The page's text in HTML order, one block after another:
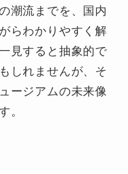
潮流までを、国内
らわかりやすく解
見すると抽象的で
しれませんが、そ
ージアムの未来像
。